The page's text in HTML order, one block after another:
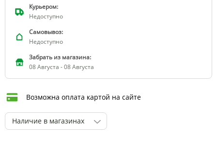
Курьером:
Недоступно
Самовывоз:
Недоступно
Забрать из магазина:
08 Августа - 08 Августа
Возможна оплата картой на сайте
Наличие в магазинах